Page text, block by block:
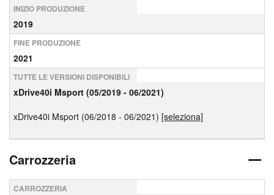
INIZIO PRODUZIONE
2019
FINE PRODUZIONE
2021
TUTTE LE VERSIONI DISPONIBILI
xDrive40i Msport (05/2019 - 06/2021)
xDrive40i Msport (06/2018 - 06/2021) [seleziona]
Carrozzeria
CARROZZERIA